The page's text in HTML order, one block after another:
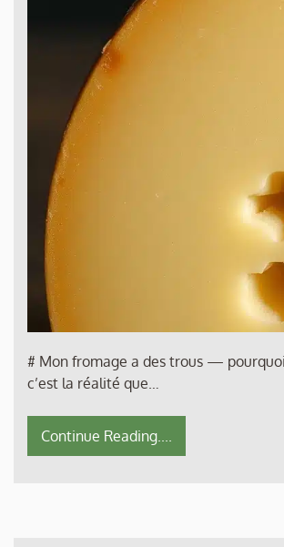
# Mon fromage a des trous —
c’est la réalité que…
Continue Reading....